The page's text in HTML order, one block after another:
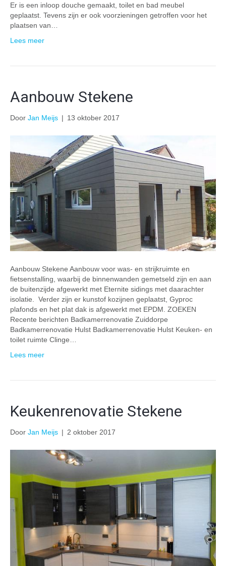
Er is een inloop douche gemaakt, toilet en bad meubel
geplaatst. Tevens zijn er ook voorzieningen getroffen voor het
plaatsen van…
Lees meer
Aanbouw Stekene
Door Jan Meijs | 13 oktober 2017
Aanbouw Stekene Aanbouw voor was- en strijkruimte en
fietsenstalling, waarbij de binnenwanden gemetseld zijn en aan
de buitenzijde afgewerkt met Eternite sidings met daarachter
isolatie. Verder zijn er kunstof kozijnen geplaatst, Gyproc
plafonds en het plat dak is afgewerkt met EPDM. ZOEKEN
Recente berichten Badkamerrenovatie Zuiddorpe
Badkamerrenovatie Hulst Badkamerrenovatie Hulst Keuken- en
toilet ruimte Clinge…
Lees meer
Keukenrenovatie Stekene
Door Jan Meijs | 2 oktober 2017